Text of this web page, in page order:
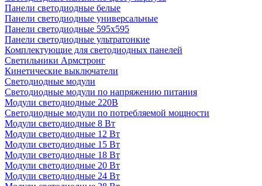
Панели светодиодные белые
Панели светодиодные универсальные
Панели светодиодные 595х595
Панели светодиодные ультратонкие
Комплектующие для светодиодных панелей
Светильники Армстронг
Кинетические выключатели
Светодиодные модули
Светодиодные модули по напряжению питания
Модули светодиодные 220В
Светодиодные модули по потребляемой мощности
Модули светодиодные 8 Вт
Модули светодиодные 12 Вт
Модули светодиодные 15 Вт
Модули светодиодные 18 Вт
Модули светодиодные 20 Вт
Модули светодиодные 24 Вт